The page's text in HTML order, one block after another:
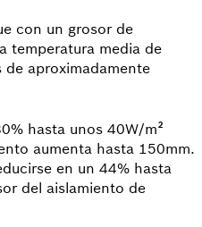
con un grosor de
temperatura media de
de aproximadamente
hasta unos 40W/m²
aumenta hasta 150mm.
en un 44% hasta
del aislamiento de